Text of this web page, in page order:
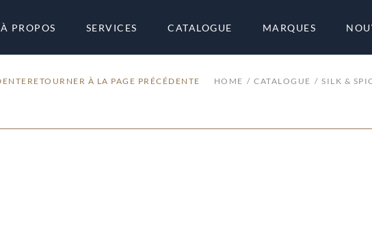
À PROPOS SERVICES CATALOGUE MARQUES
RETOURNER À LA PAGE PRÉCÉDENTE HOME CATALOGUE SILK &